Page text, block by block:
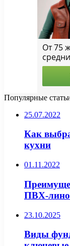
Популярные
25.07.2022
Как
кухни
01.11.2022
ПВХ-
23.10.2025
Виды